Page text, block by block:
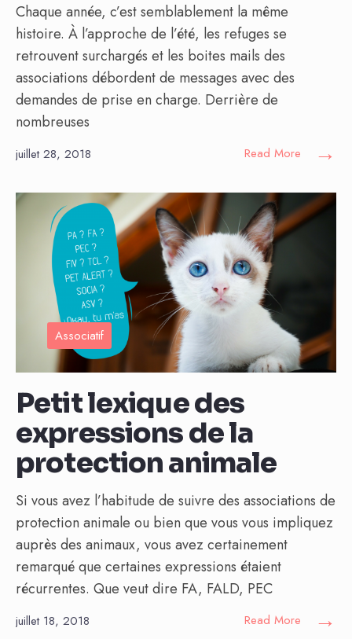
Chaque année, c’est semblablement la même
histoire. À l’approche de l’été, les refuges se
retrouvent surchargés et les boites mails des
associations débordent de messages avec des
demandes de prise en charge. Derrière de
nombreuses
juillet 28, 2018 Read More →
Associatif
Petit lexique des
expressions de la
protection animale
Si vous avez l’habitude de suivre des associations de
protection animale ou bien que vous vous impliquez
auprès des animaux, vous avez certainement
remarqué que certaines expressions étaient
récurrentes. Que veut dire FA, FALD, PEC
juillet 18, 2018 Read More →